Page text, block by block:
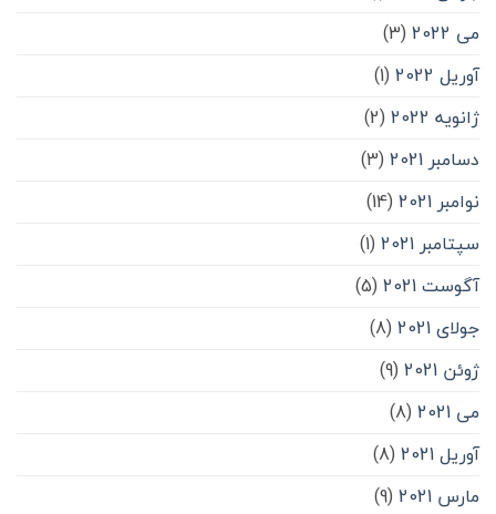
می 2022
(3)
آوریل 2022
(1)
ژانویه 2022
(2)
دسامبر 2021
(3)
نوامبر 2021
(14)
سپتامبر 2021
(1)
آگوست 2021
(5)
جولای 2021
(8)
ژوئن 2021
(9)
می 2021
(8)
آوریل 2021
(8)
مارس 2021
(9)